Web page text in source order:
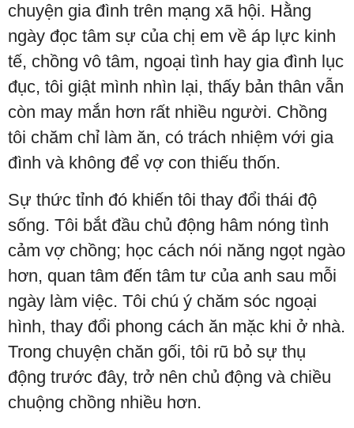
chuyện gia đình trên mạng xã hội. Hằng
ngày đọc tâm sự của chị em về áp lực kinh
tế, chồng vô tâm, ngoại tình hay gia đình lục
đục, tôi giật mình nhìn lại, thấy bản thân vẫn
còn may mắn hơn rất nhiều người. Chồng
tôi chăm chỉ làm ăn, có trách nhiệm với gia
đình và không để vợ con thiếu thốn.
Sự thức tỉnh đó khiến tôi thay đổi thái độ
sống. Tôi bắt đầu chủ động hâm nóng tình
cảm vợ chồng; học cách nói năng ngọt ngào
hơn, quan tâm đến tâm tư của anh sau mỗi
ngày làm việc. Tôi chú ý chăm sóc ngoại
hình, thay đổi phong cách ăn mặc khi ở nhà.
Trong chuyện chăn gối, tôi rũ bỏ sự thụ
động trước đây, trở nên chủ động và chiều
chuộng chồng nhiều hơn.